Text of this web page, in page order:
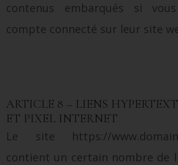
contenus embarqués si
compte connecté sur leur site
ARTICLE 8 – LIENS
ET PIXEL INTERNET
Le site https://
contient un certain nombre de